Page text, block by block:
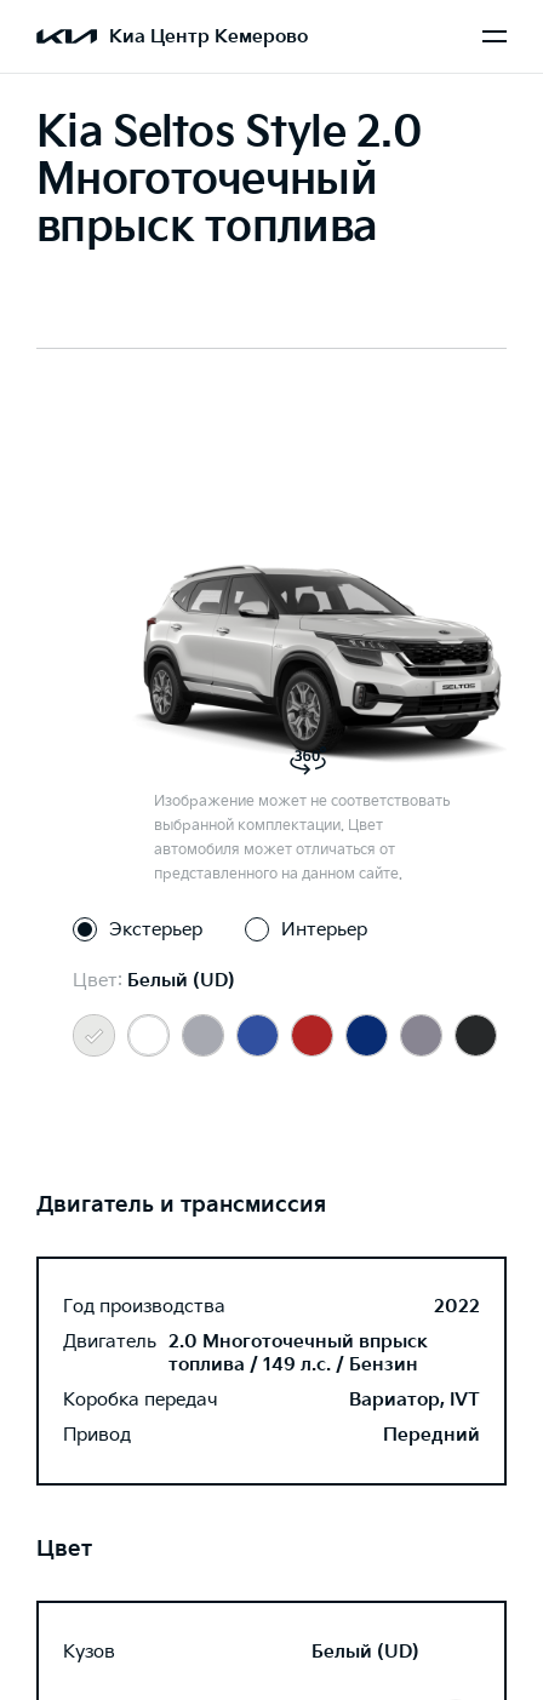
Киа Центр Кемерово
Kia Seltos Style 2.0
Многоточечный
впрыск топлива
Изображение может не соответствовать
выбранной комплектации. Цвет
автомобиля может отличаться от
представленного на данном сайте.
Экстерьер Интерьер
Цвет: Белый (UD)
Двигатель и трансмиссия
Год производства
2022
Двигатель 2.0 Многоточечный впрыск
топлива / 149 л.с. / Бензин
Коробка передач
Вариатор, IVT
Привод
Передний
Цвет
Кузов Белый (UD)